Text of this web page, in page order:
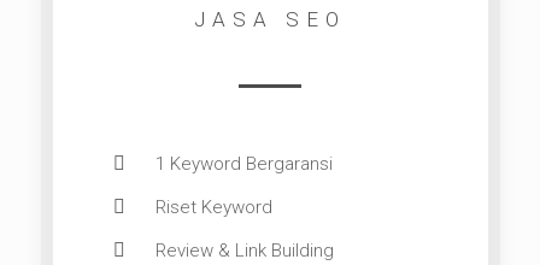
JASA SEO
1 Keyword Bergaransi
Riset Keyword
Review & Link Building